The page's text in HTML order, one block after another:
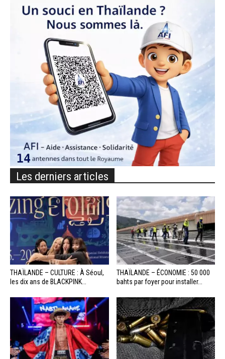
Les derniers articles
THAÏLANDE – CULTURE : À Séoul,
les dix ans de BLACKPINK...
THAÏLANDE – ÉCONOMIE : 50 000
bahts par foyer pour installer...